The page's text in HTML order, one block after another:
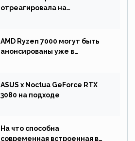
отреагировала на
AMD Ryzen 7000 могут быть
анонсированы уже в
ASUS x Noctua GeForce RTX
3080 на подходе
На что способна
современная встроенная в